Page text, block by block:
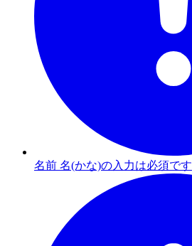
名前 名(かな)の入力は必須です